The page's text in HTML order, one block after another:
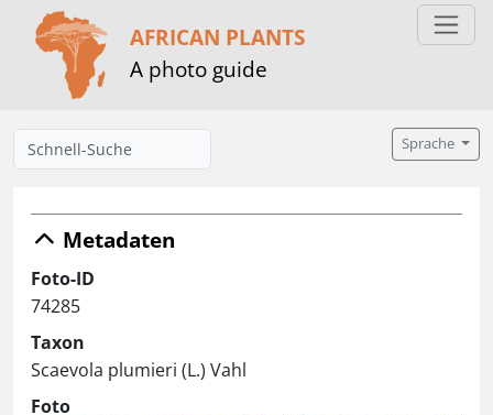
AFRICAN PLANTS
A photo guide
Sprache
Metadaten
Foto-ID
74285
Taxon
Scaevola plumieri (L.) Vahl
Foto